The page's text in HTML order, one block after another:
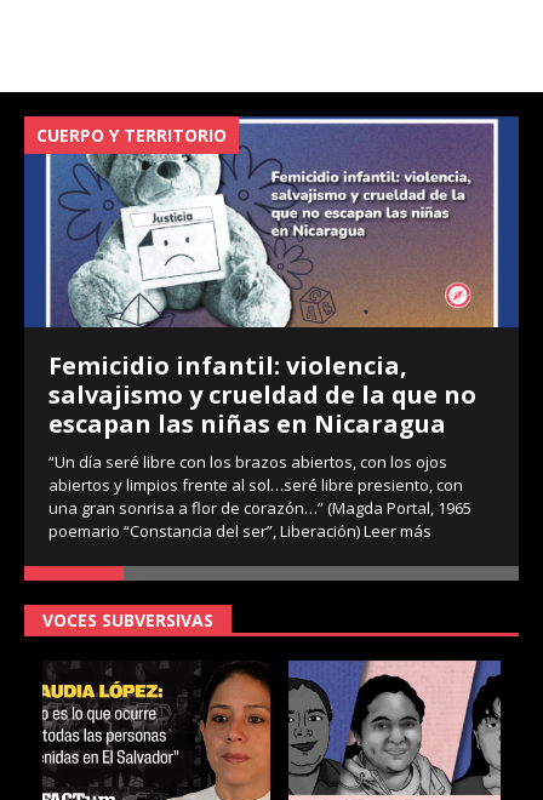
CUERPO Y TERRITORIO
Femicidio infantil: violencia,
salvajismo y crueldad de la que no
escapan las niñas en Nicaragua
“Un día seré libre con los brazos abiertos, con los ojos
abiertos y limpios frente al sol…seré libre presiento, con
una gran sonrisa a flor de corazón…” (Magda Portal, 1965
poemario “Constancia del ser”, Liberación)Leer más
VOCES SUBVERSIVAS